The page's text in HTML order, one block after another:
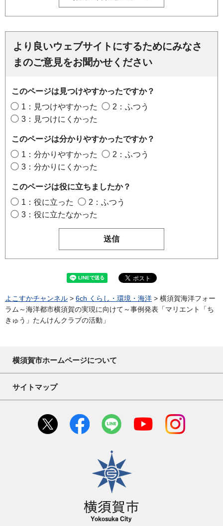
より良いウェブサイトにするためにみなさ
まのご意見をお聞かせください
このページは見つけやすかったですか？
1：見つけやすかった
2：ふつう
3：見つけにくかった
このページは分かりやすかったですか？
1：分かりやすかった
2：ふつう
3：分かりにくかった
このページは役に立ちましたか？
1：役に立った
2：ふつう
3：役に立たなかった
よこすかチャンネル > 6ch くらし・環境・海洋 > 横須賀海洋フォー
ラム～海洋都市横須賀の実現に向けて～事例発表「マリエント「ち
きゅう」たんけんクラブの活動」
横須賀市ホームページについて
サイトマップ
横須賀市